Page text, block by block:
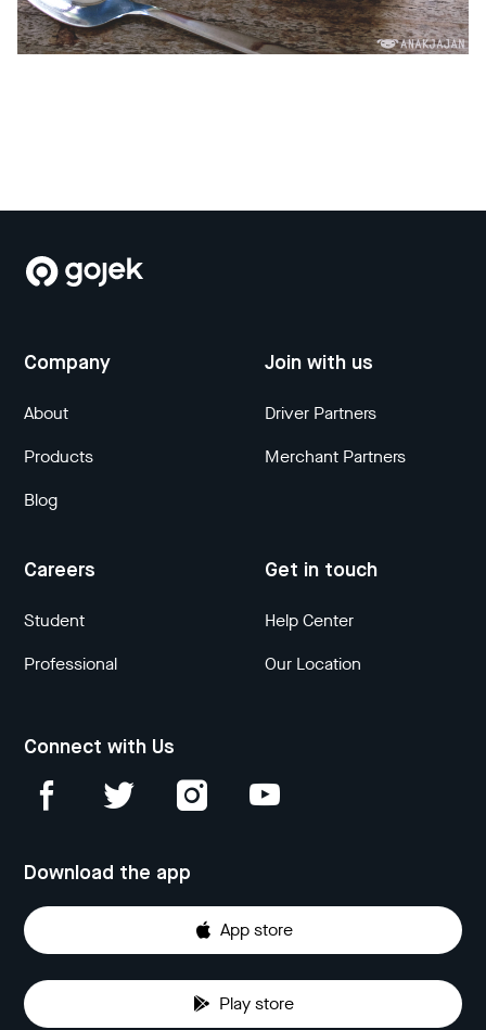
Company
About
Products
Blog
Join with us
Driver Partners
Merchant Partners
Careers
Student
Professional
Get in touch
Help Center
Our Location
Connect with Us
Download the app
App store
Play store